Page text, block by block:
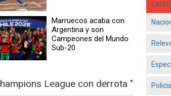
Marruecos acaba con
Argentina y son
Campeones del Mundo
Sub-20
League con derrota "